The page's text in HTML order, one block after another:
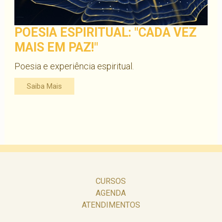
POESIA ESPIRITUAL: "CADA VEZ
MAIS EM PAZ!"
Poesia e experiência espiritual.
Saiba Mais
CURSOS
AGENDA
ATENDIMENTOS